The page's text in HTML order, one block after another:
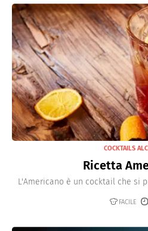
COCKTAILS
Ricetta
L'Americano è un cocktail che si
FACILE